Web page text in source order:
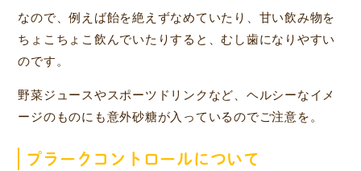
なので、例えば飴を絶えずなめていたり、甘い飲み物を
ちょこちょこ飲んでいたりすると、むし歯になりやすい
のです。
野菜ジュースやスポーツドリンクなど、ヘルシーなイメ
ージのものにも意外砂糖が入っているのでご注意を。
プラークコントロールについて